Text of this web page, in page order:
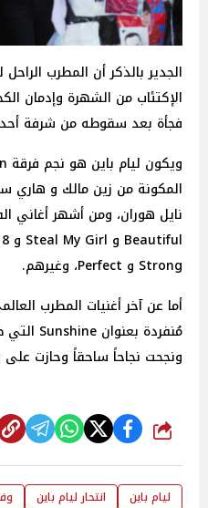
الجدير بالذكر أن المطرب
الإكتئاب من الشهرة وإدمان
فجأة بعد سقوطه من شرفة أحدى
المكونة من زين مالك و هاري
Strong و Perfect، وغيرهم.
أما عن آخر أغنيات المطرب
ونجحت نجاحاً ساحقاً وحازت
شارك
ليام باين انتحار ليام باين